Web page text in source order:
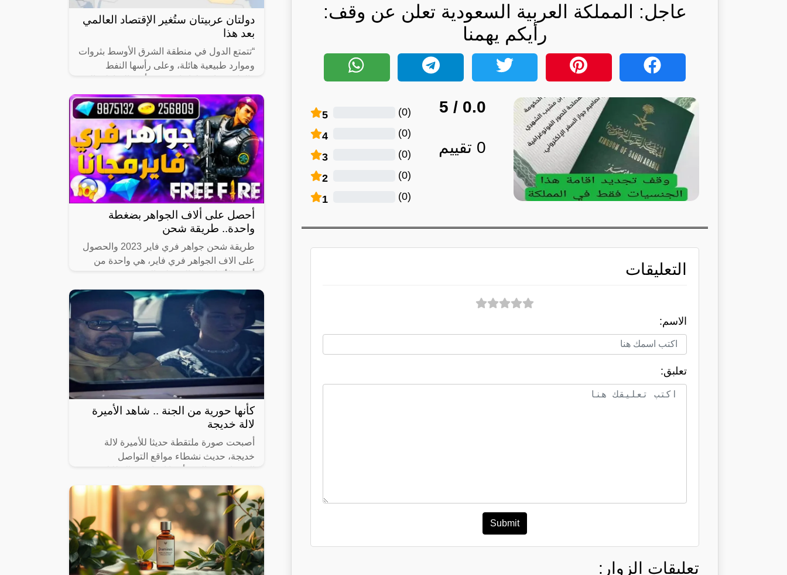
عاجل: المملكة العربية السعودية تعلن عن وقف:
رأيكم يهمنا
0.0
/ 5
0 تقييم
5 (
0
)
4 (
0
)
3 (
0
)
2 (
0
)
1 (
0
)
التعليقات
الاسم:
تعلبق:
Submit
تعليقات الزوار:
دولتان عربيتان ستُغير الإقتصاد العالمي
بعد هذا
“تتمتع الدول في منطقة الشرق الأوسط بثروات
وموارد طبيعية هائلة، وعلى رأسها النفط
تحتوي على احتياطيات كبيرة من
أحصل على ألاف الجواهر بضغطة
واحدة.. طريقة شحن
طريقة شحن جواهر فري فاير 2023 والحصول
على الاف الجواهر فري فاير، هي واحدة من
يتنافس فيها 50 لاعبا في جزيرة ضخمة تحتوي
كأنها حورية من الجنة .. شاهد الأميرة
لالة خديجة
أصبحت صورة ملتقطة حديثا للأميرة لالة
خديجة، حديث نشطاء مواقع التواصل
الراقية التي ظهرت بها الابنة الصغرى للملك
محمد